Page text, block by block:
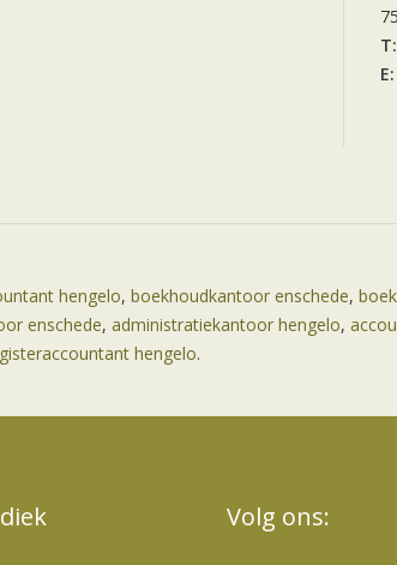
T:
E:
hengelo, boekhoudkantoor enschede,
enschede, administratiekantoor hengelo,
hengelo.
Volg ons: